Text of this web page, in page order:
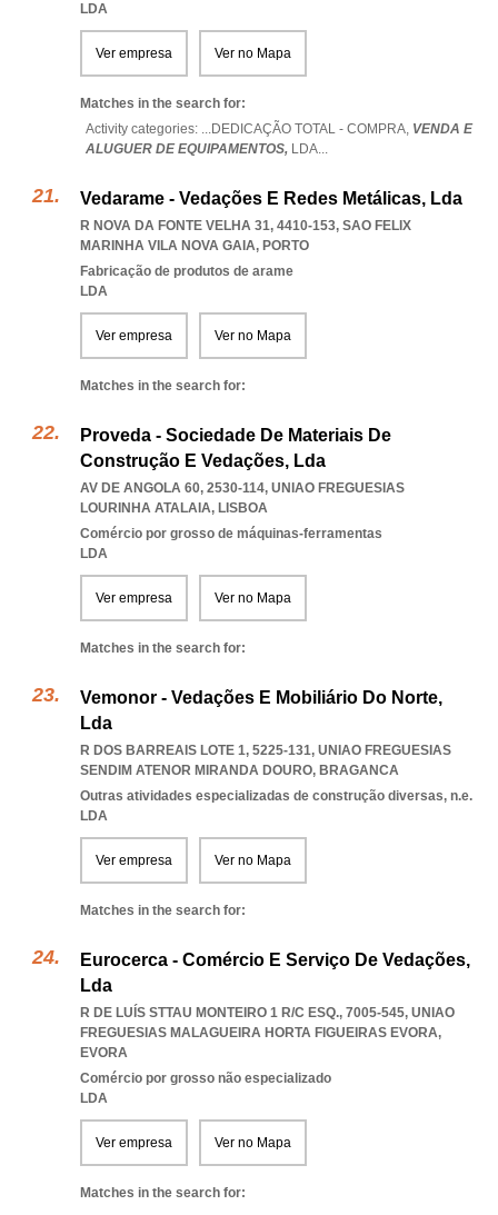
LDA
Ver empresa Ver no Mapa
Matches in the search for:
Activity categories: ...DEDICAÇÃO TOTAL - COMPRA, VENDA E
ALUGUER DE EQUIPAMENTOS, LDA...
Vedarame - Vedações E Redes Metálicas, Lda
R NOVA DA FONTE VELHA 31, 4410-153, SAO FELIX
MARINHA VILA NOVA GAIA, PORTO
Fabricação de produtos de arame
LDA
Ver empresa Ver no Mapa
Matches in the search for:
Proveda - Sociedade De Materiais De
Construção E Vedações, Lda
AV DE ANGOLA 60, 2530-114, UNIAO FREGUESIAS
LOURINHA ATALAIA, LISBOA
Comércio por grosso de máquinas-ferramentas
LDA
Ver empresa Ver no Mapa
Matches in the search for:
Vemonor - Vedações E Mobiliário Do Norte,
Lda
R DOS BARREAIS LOTE 1, 5225-131, UNIAO FREGUESIAS
SENDIM ATENOR MIRANDA DOURO, BRAGANCA
Outras atividades especializadas de construção diversas, n.e.
LDA
Ver empresa Ver no Mapa
Matches in the search for:
Eurocerca - Comércio E Serviço De Vedações,
Lda
R DE LUÍS STTAU MONTEIRO 1 R/C ESQ., 7005-545, UNIAO
FREGUESIAS MALAGUEIRA HORTA FIGUEIRAS EVORA,
EVORA
Comércio por grosso não especializado
LDA
Ver empresa Ver no Mapa
Matches in the search for: